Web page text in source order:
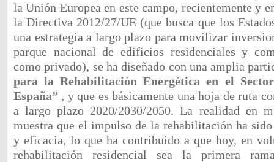
la Unión Europea en este campo, recientemente y
la Directiva 2012/27/UE (que busca que los
una estrategia a largo plazo para movilizar
parque nacional de edificios residenciales y
como privado), se ha diseñado con una amplia
para la Rehabilitación Energética en el
España” , y que es básicamente una hoja de ruta
a largo plazo 2020/2030/2050. La realidad en
muestra que el impulso de la rehabilitación ha
y eficacia, lo que ha contribuido a que hoy, en
rehabilitación residencial sea la primera